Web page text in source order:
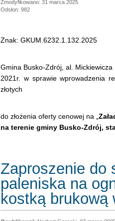
Zmodyfikowano: 31 marca 2025
Odsłon: 982
Znak: GKUM.6232.1.132.2025
Gmina Busko-Zdrój, al.
2021r. w sprawie wprowadzenia
złotych
do złożenia oferty cenowej na „
na terenie gminy Busko-Zdrój,
Zaproszenie do
paleniska na
kostką brukową